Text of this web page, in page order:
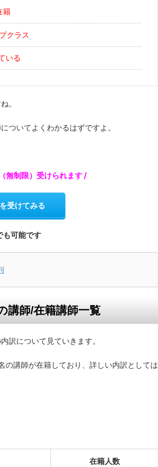
籍
クラス
いる
。
ついてよくわかるはずですよ。
無制限）受けられます /
受けてみる
可能です
講師/在籍講師一覧
訳について見ていきます。
の講師が在籍しており、詳しい内訳としては
在籍人数